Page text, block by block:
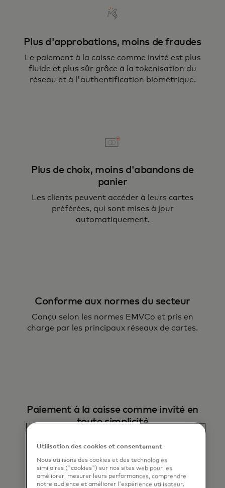
Plus d'approbations, moins de fraudes
Le paiement à la caisse comme invité est plus
fluide et plus sûr grâce à la tokenisation du
réseau et à l'authentification biométrique.
Plus de choix, moins d'abandons de
panier
Les clients peuvent accéder à leurs cartes
préférées, qui sont mises à jour
automatiquement.
Conforme aux normes du secteur
Conçu selon les normes EMVCo et pris en
charge par les principaux réseaux de cartes.
Paiement à la caisse comme invité en
toute simplicité
reconnaissance intelligente des clients chez
les commerçants participants.
Utilisation des cookies et consentement
Nous utilisons des cookies et des technologies
similaires ("cookies") sur nos sites web pour les
améliorer, mesurer leurs performances, comprendre
notre audience et améliorer l'expérience utilisateur.